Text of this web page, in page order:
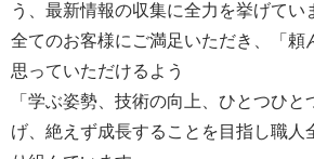
う、最新情報の収集に全力を挙げてい
全てのお客様にご満足いただき、「頼
思っていただけるよう
「学ぶ姿勢、技術の向上、ひとつひと
げ、絶えず成長することを目指し職人